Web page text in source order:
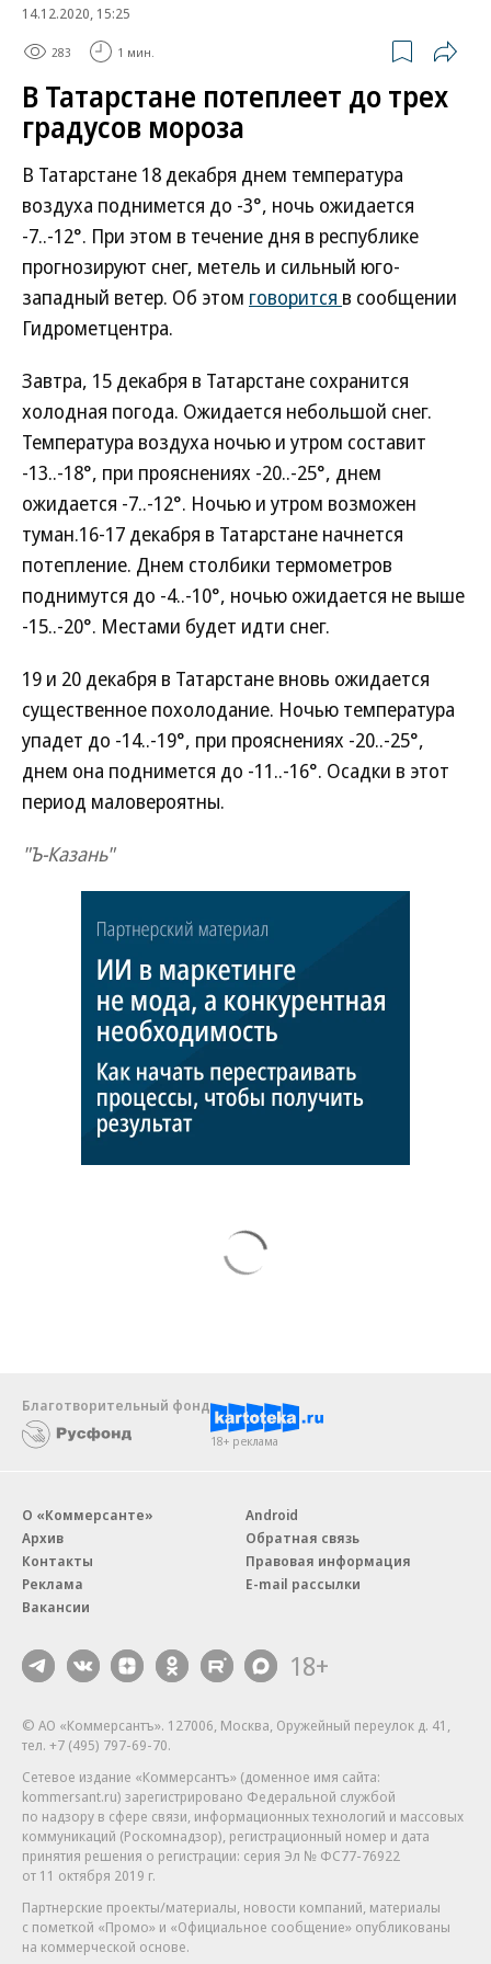
14.12.2020, 15:25
283 1 мин.
В Татарстане потеплеет до трех
градусов мороза
В Татарстане 18 декабря днем температура
воздуха поднимется до -3°, ночь ожидается
-7..-12°. При этом в течение дня в республике
прогнозируют снег, метель и сильный юго-
западный ветер. Об этом говорится в сообщении
Гидрометцентра.
Завтра, 15 декабря в Татарстане сохранится
холодная погода. Ожидается небольшой снег.
Температура воздуха ночью и утром составит
-13..-18°, при прояснениях -20..-25°, днем
ожидается -7..-12°. Ночью и утром возможен
туман.16-17 декабря в Татарстане начнется
потепление. Днем столбики термометров
поднимутся до -4..-10°, ночью ожидается не выше
-15..-20°. Местами будет идти снег.
19 и 20 декабря в Татарстане вновь ожидается
существенное похолодание. Ночью температура
упадет до -14..-19°, при прояснениях -20..-25°,
днем она поднимется до -11..-16°. Осадки в этот
период маловероятны.
"Ъ-Казань"
Благотворительный фонд
18+ реклама
О «Коммерсанте»
Архив
Контакты
Реклама
Вакансии
Android
Обратная связь
Правовая информация
E-mail рассылки
18+
© АО «Коммерсантъ». 127006, Москва, Оружейный переулок д. 41,
тел. +7 (495) 797-69-70.
Сетевое издание «Коммерсантъ» (доменное имя сайта:
kommersant.ru) зарегистрировано Федеральной службой
по надзору в сфере связи, информационных технологий и массовых
коммуникаций (Роскомнадзор), регистрационный номер и дата
принятия решения о регистрации: серия Эл № ФС77-76922
от 11 октября 2019 г.
Партнерские проекты/материалы, новости компаний, материалы
с пометкой «Промо» и «Официальное сообщение» опубликованы
на коммерческой основе.